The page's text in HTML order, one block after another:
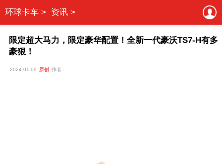
环球卡车 > 资讯 >
限定超大马力，限定豪华配置！全新一代豪沃TS7-H有多
豪狠！
2024-01-09 原创 作者：